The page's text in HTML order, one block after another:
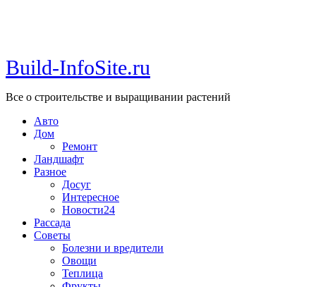
Build-InfoSite.ru
Все о строительстве и выращивании растений
Авто
Дом
Ремонт
Ландшафт
Разное
Досуг
Интересное
Новости24
Рассада
Советы
Болезни и вредители
Овощи
Теплица